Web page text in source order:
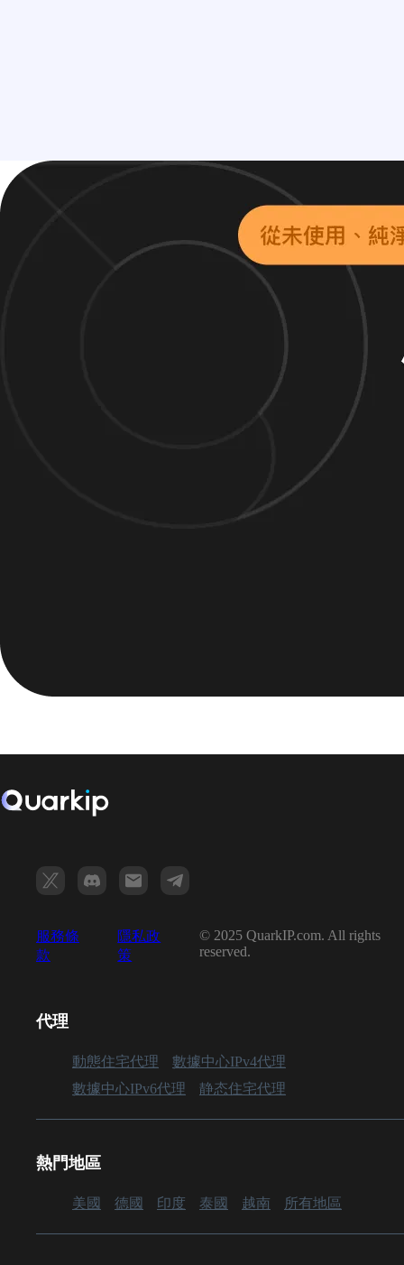
服務條
款
隱私政
策
© 2025 QuarkIP.com. All rights
reserved.
代理
動態住宅代理
數據中心IPv4代理
數據中心IPv6代理
静态住宅代理
熱門地區
美國 德國 印度 泰國 越南 所有地區